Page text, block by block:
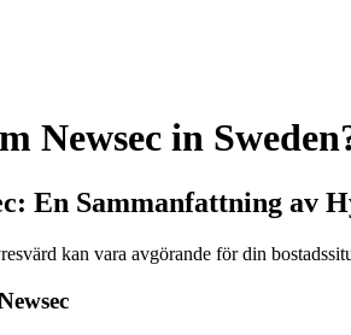
Newsec in
En Sammanfattning av
kan vara avgörande för din